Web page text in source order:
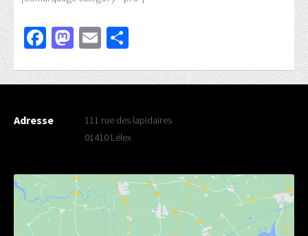
Facebook
Mastodon
Email
Adresse
111 rue des lapidaires
01410 Lélex